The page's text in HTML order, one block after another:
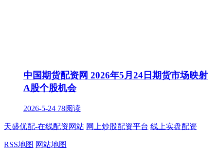
中国期货配资网 2026年5月24日期货市场映射
A股个股机会
2026-5-24 78阅读
天盛优配-在线配资网站 网上炒股配资平台 线上实盘配资
RSS地图 网站地图